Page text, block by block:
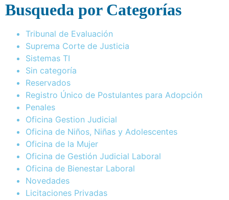
Busqueda por Categorías
Tribunal de Evaluación
Suprema Corte de Justicia
Sistemas TI
Sin categoría
Reservados
Registro Único de Postulantes para Adopción
Penales
Oficina Gestion Judicial
Oficina de Niños, Niñas y Adolescentes
Oficina de la Mujer
Oficina de Gestión Judicial Laboral
Oficina de Bienestar Laboral
Novedades
Licitaciones Privadas